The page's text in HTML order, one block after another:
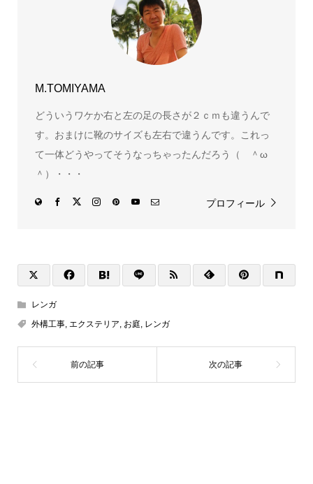
M.TOMIYAMA
どういうワケか右と左の足の長さが２ｃｍも違うんで
す。おまけに靴のサイズも左右で違うんです。これっ
て一体どうやってそうなっちゃったんだろう（ ＾ω
＾）・・・
プロフィール
レンガ
外構工事, エクステリア お庭 レンガ